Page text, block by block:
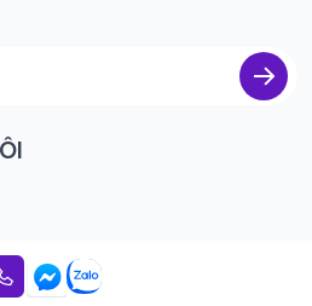
– All rights reserved